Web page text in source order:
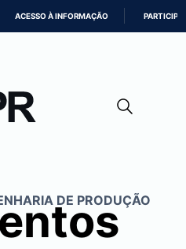
CONTEÚDO
ACESSO À INFORMAÇÃO PARTICIPE
DE PRODUÇÃO